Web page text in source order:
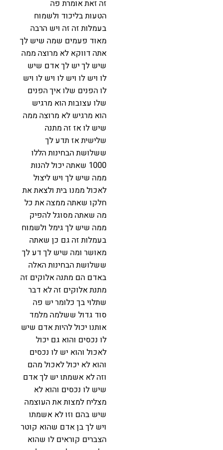
זה זאת אומרת פה
הטעות בליכוד ולשמוח
בעמלות זה זה ויש הרבה
מאוד פעמים שמה שיש לך
אתה דווקא לא מרוצה ממה
שיש לך יש לך אדם שיש
לו ויש לו ויש לו ויש לו ויש
לו הפנים שלו איך הפנים
שלו עצובות הוא מרגיש
הוא מרגיש לא מרוצה ממה
שיש לו אז זה מתנה
שלישית אז תדע לך
ששלושת הבחינות הללו
1000 שאתה יכול להנות
ממה שיש לך ויש ליצול
לאכול ממנו בית ולצאת את
חלקו שאתה ממצה את כל
מה שאתה מסוגל להפיק
ממה שיש לך גימל ולשמוח
בעמלות זה גם כן שאתה
מאושר ומה שיש לך דע לך
ששלושת הבחינות האלה
באדם הם מתנה אלוקים זה
מתנת אלוקים זה לא דבר
שתלוי בך כלומר יש פה
סוד גדול ששלמה מלמד
אותנו יכול להיות אדם שיש
לו נכסים והוא גם יכול
לאכול והוא יש לו נכסים
והוא לא יכול לאכול מהם
וזה לא אשמתו יש לך אדם
שיש לו נכסים והוא לא
מצליח למצות את העוצמה
שיש בהם וזו לא אשמתו
ויש לך בן אדם שהוא קוטר
הצברים קוראים לו שהוא